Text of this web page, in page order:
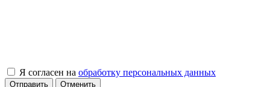
Я согласен на обработку персональных данных
Отправить Отменить